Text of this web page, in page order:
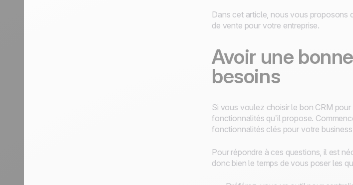
Dans cet article, nous vous proposons
de vente pour votre entreprise.
Avoir une
besoins
Si vous voulez choisir le bon CRM
fonctionnalités qu’il propose.
fonctionnalités clés pour votre
Pour répondre à ces questions, il est
donc bien le temps de vous poser les